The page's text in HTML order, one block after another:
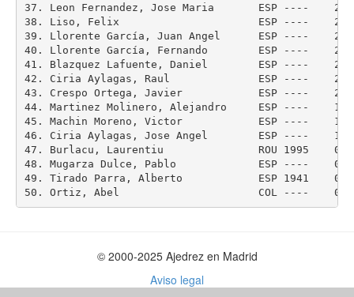
37. Leon Fernandez, Jose Maria       ESP ----
38. Liso, Felix                      ESP ----    2.0
39. Llorente García, Juan Angel      ESP ----
40. Llorente García, Fernando        ESP ----
41. Blazquez Lafuente, Daniel        ESP ----
42. Ciria Aylagas, Raul              ESP ----    2.0
43. Crespo Ortega, Javier            ESP ----    2.0
44. Martinez Molinero, Alejandro     ESP ----
45. Machin Moreno, Victor            ESP ----
46. Ciria Aylagas, Jose Angel        ESP ----
47. Burlacu, Laurentiu               ROU 1995
48. Mugarza Dulce, Pablo             ESP ----
49. Tirado Parra, Alberto            ESP 1941
© 2000-2025 Ajedrez en Madrid
Aviso legal